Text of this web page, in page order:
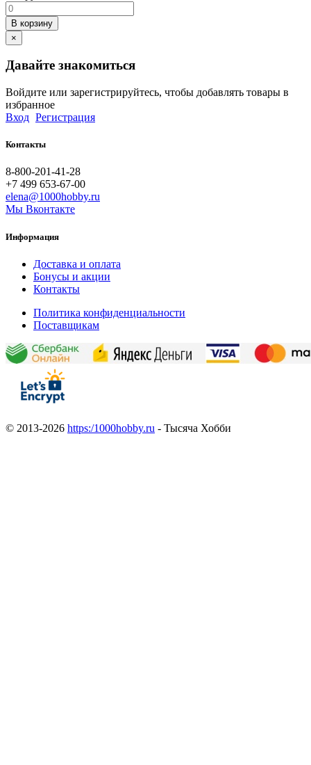
В корзину
×
Давайте знакомиться
Войдите или зарегистрируйтесь, чтобы добавлять товары в
избранное
Вход Регистрация
Контакты
8-800-201-41-28
+7 499 653-67-00
elena@1000hobby.ru
Мы Вконтакте
Информация
Доставка и оплата
Бонусы и акции
Контакты
Политика конфиденциальности
Поставщикам
© 2013-2026 https:/1000hobby.ru - Тысяча Хобби